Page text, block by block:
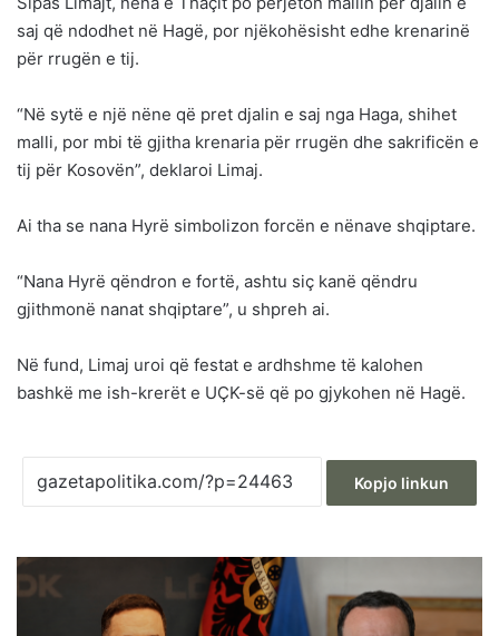
saj që ndodhet në Hagë, por njëkohësisht edhe krenarinë
për rrugën e tij.
“Në sytë e një nëne që pret djalin e saj nga Haga, shihet
malli, por mbi të gjitha krenaria për rrugën dhe sakrificën e
tij për Kosovën”, deklaroi Limaj.
Ai tha se nana Hyrë simbolizon forcën e nënave shqiptare.
“Nana Hyrë qëndron e fortë, ashtu siç kanë qëndru
gjithmonë nanat shqiptare”, u shpreh ai.
Në fund, Limaj uroi që festat e ardhshme të kalohen
bashkë me ish-krerët e UÇK-së që po gjykohen në Hagë.
Kopjo linkun